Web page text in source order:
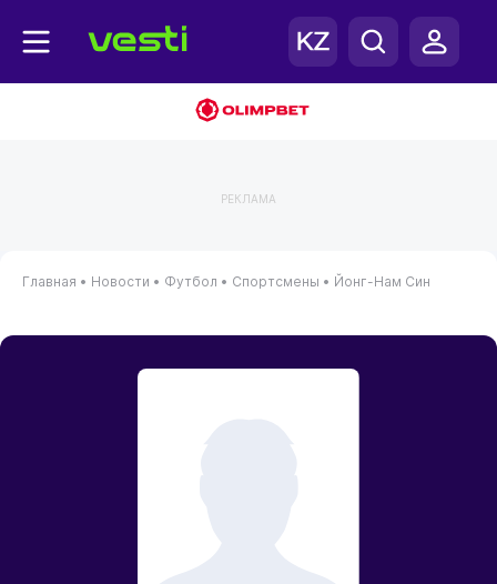
РЕКЛАМА
Главная • Новости • Футбол • Спортсмены • Йонг-Нам Син